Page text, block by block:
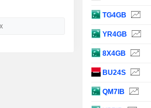
TG4GB
YR4GB
8X4GB
BU24S
QM7IB